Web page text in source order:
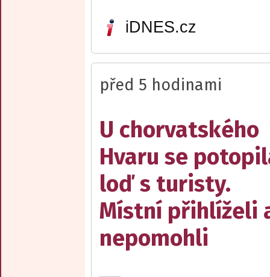
iDNES.cz
před 5 hodinami
U chorvatského
Hvaru se
loď s turisty.
Místní přihlíželi
nepomohli